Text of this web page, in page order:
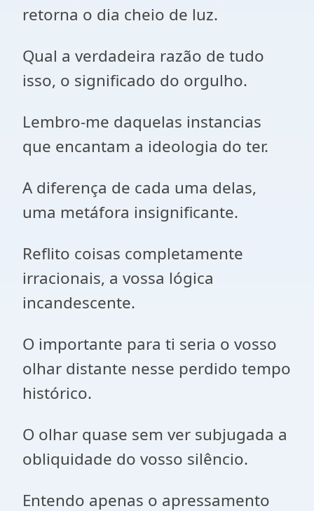
retorna o dia cheio de luz.
Qual a verdadeira razão de tudo
isso, o significado do orgulho.
Lembro-me daquelas instancias
que encantam a ideologia do ter.
A diferença de cada uma delas,
uma metáfora insignificante.
Reflito coisas completamente
irracionais, a vossa lógica
incandescente.
O importante para ti seria o vosso
olhar distante nesse perdido tempo
histórico.
O olhar quase sem ver subjugada a
obliquidade do vosso silêncio.
Entendo apenas o apressamento